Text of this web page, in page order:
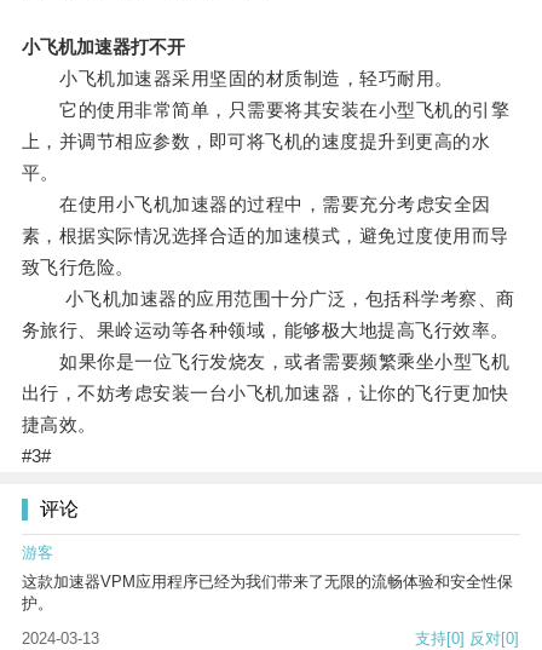
小飞机加速器打不开
小飞机加速器采用坚固的材质制造，轻巧耐用。
它的使用非常简单，只需要将其安装在小型飞机的引擎
上，并调节相应参数，即可将飞机的速度提升到更高的水
平。
在使用小飞机加速器的过程中，需要充分考虑安全因
素，根据实际情况选择合适的加速模式，避免过度使用而导
致飞行危险。
小飞机加速器的应用范围十分广泛，包括科学考察、商
务旅行、果岭运动等各种领域，能够极大地提高飞行效率。
如果你是一位飞行发烧友，或者需要频繁乘坐小型飞机
出行，不妨考虑安装一台小飞机加速器，让你的飞行更加快
捷高效。
#3#
评论
游客
这款加速器VPM应用程序已经为我们带来了无限的流畅体验和安全性保
护。
2024-03-13
支持[0] 反对[0]